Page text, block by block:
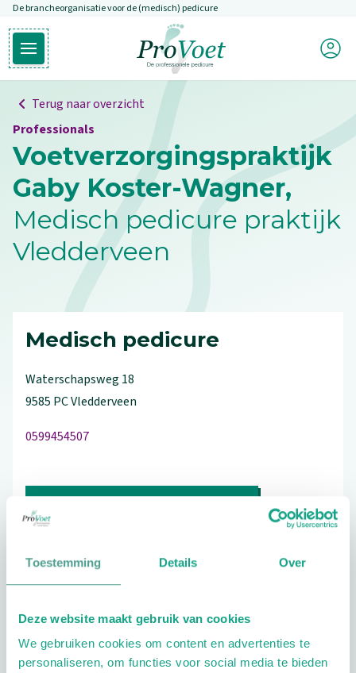
Toestemming Details Over
Deze website maakt gebruik van cookies
We gebruiken cookies om content en advertenties te
personaliseren, om functies voor social media te bieden
Overslaan en naar de inhoud gaan
De brancheorganisatie voor de (medisch) pedicure
Open hoofdmenu
Ga naar de homepagina
Mijn
Terug naar overzicht
Professionals
Voetverzorgingspraktijk
Gaby Koster-Wagner,
Medisch pedicure praktijk
Vledderveen
Medisch pedicure
Waterschapsweg 18
9585 PCVledderveen
0599454507
Schrijf ook een review
Aandachtsgebieden
Diabetes Reuma Sport
Wellness